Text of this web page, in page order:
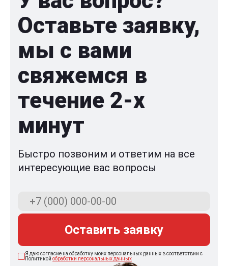
Оставьте заявку,
мы с вами
свяжемся в
течение 2-x
минут
Быстро позвоним и ответим на все
интересующие вас вопросы
Оставить заявку
Я даю согласие на обработку моих персональных данных в соответствии с
Политикой обработки персональных данных